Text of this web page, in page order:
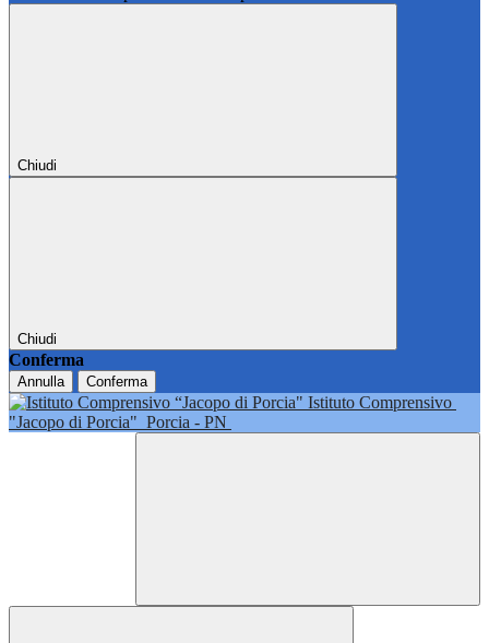
Chiudi
Chiudi
Conferma
Annulla Conferma
Istituto Comprensivo
"Jacopo di Porcia" Porcia - PN